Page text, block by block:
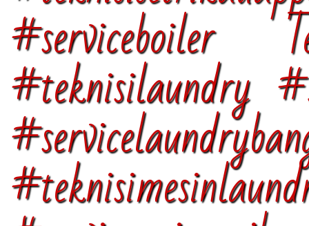
#serviceboiler
#teknisilaundry